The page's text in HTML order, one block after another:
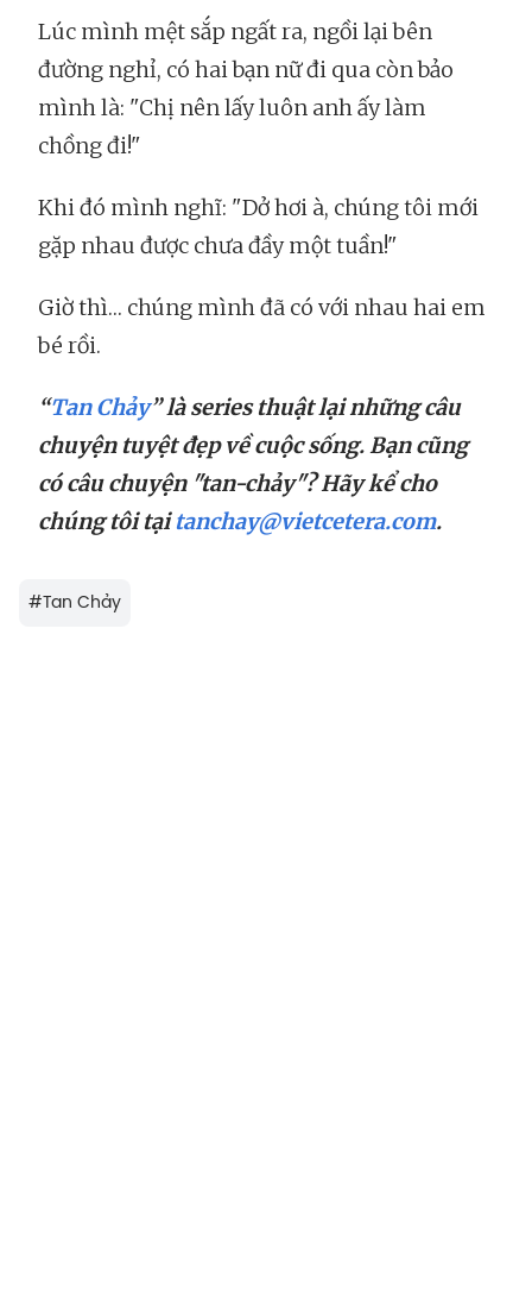
Lúc mình mệt sắp ngất ra, ngồi lại bên
đường nghỉ, có hai bạn nữ đi qua còn bảo
mình là: "Chị nên lấy luôn anh ấy làm
chồng đi!"
Khi đó mình nghĩ: "Dở hơi à, chúng tôi mới
gặp nhau được chưa đầy một tuần!"
Giờ thì… chúng mình đã có với nhau hai em
bé rồi.
“Tan Chảy” là series thuật lại những câu
chuyện tuyệt đẹp về cuộc sống. Bạn cũng
có câu chuyện "tan-chảy"? Hãy kể cho
chúng tôi tạitanchay@vietcetera.com.
#Tan Chảy